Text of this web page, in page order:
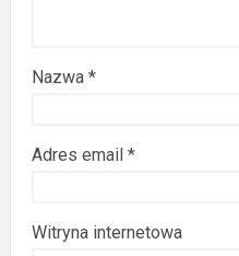
Nazwa*
Adres email*
Witryna internetowa